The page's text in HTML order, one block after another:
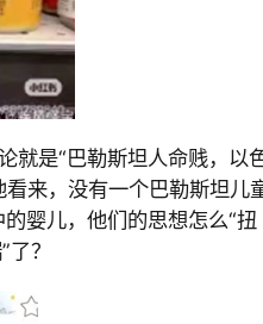
就是“巴勒斯坦人命贱，以
看来，没有一个巴勒斯坦儿
婴儿，他们的思想怎么“扭
？